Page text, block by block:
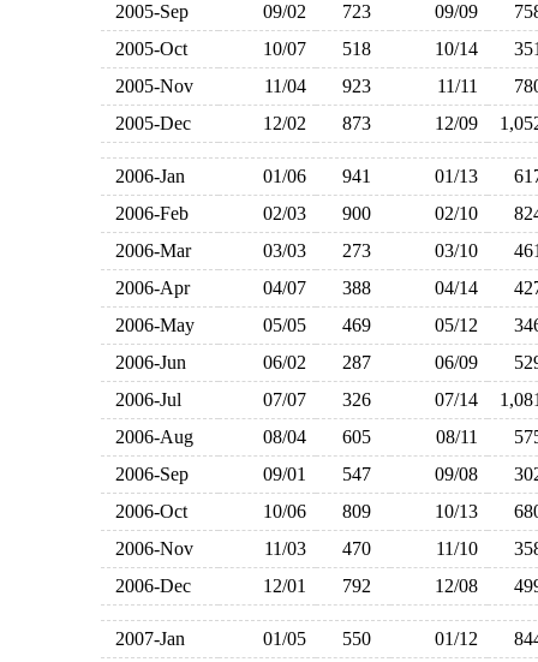
2005-Sep
09/02 723 09/09
2005-Oct
10/07 518 10/14
2005-Nov
11/04 923 11/11
2005-Dec
12/02 873 12/09
2006-Jan 01/06 941 01/13
2006-Feb
02/03 900 02/10
2006-Mar
03/03 273 03/10
2006-Apr
04/07 388 04/14
2006-May
05/05 469 05/12
2006-Jun
06/02 287 06/09
2006-Jul
07/07 326 07/14
2006-Aug
08/04 605 08/11
2006-Sep
09/01 547 09/08
2006-Oct
10/06 809 10/13
2006-Nov
11/03 470 11/10
2006-Dec
12/01 792 12/08
2007-Jan 01/05 550 01/12